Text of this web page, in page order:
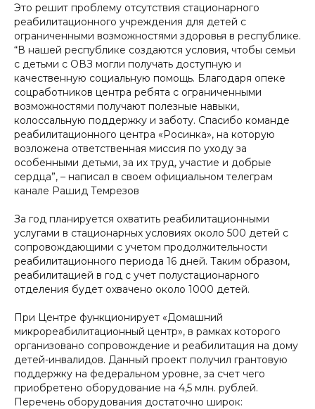
Это решит проблему отсутствия стационарного
реабилитационного учреждения для детей с
ограниченными возможностями здоровья в республике.
“В нашей республике создаются условия, чтобы семьи
с детьми с ОВЗ могли получать доступную и
качественную социальную помощь. Благодаря опеке
соцработников центра ребята с ограниченными
возможностями получают полезные навыки,
колоссальную поддержку и заботу. Спасибо команде
реабилитационного центра «Росинка», на которую
возложена ответственная миссия по уходу за
особенными детьми, за их труд, участие и добрые
сердца”, – написал в своем официальном телеграм
канале Рашид Темрезов
За год планируется охватить реабилитационными
услугами в стационарных условиях около 500 детей с
сопровождающими с учетом продолжительности
реабилитационного периода 16 дней. Таким образом,
реабилитацией в год с учет полустационарного
отделения будет охвачено около 1000 детей.
При Центре функционирует «Домашний
микрореабилитационный центр», в рамках которого
организовано сопровождение и реабилитация на дому
детей-инвалидов. Данный проект получил грантовую
поддержку на федеральном уровне, за счет чего
приобретено оборудование на 4,5 млн. рублей.
Перечень оборудования достаточно широк: